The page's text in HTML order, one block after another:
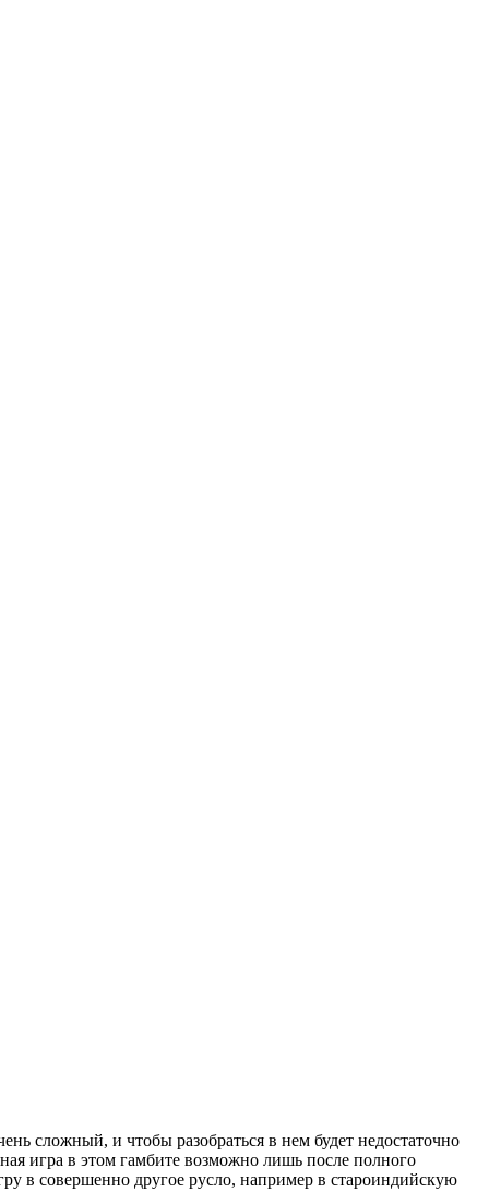
сложный, и чтобы разобраться в нем будет недостаточно
игра в этом гамбите возможно лишь после полного
в совершенно другое русло, например в староиндийскую